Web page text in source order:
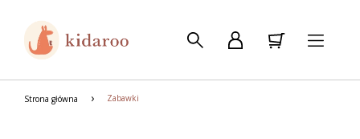
Strona główna Zabawki